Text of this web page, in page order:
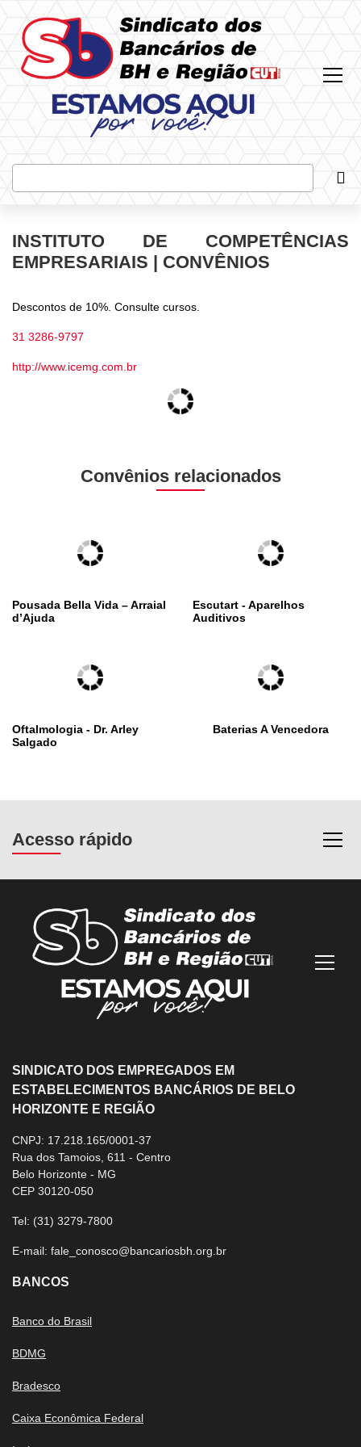
INSTITUTO DE COMPETÊNCIAS
EMPRESARIAIS | CONVÊNIOS
Descontos de 10%. Consulte cursos.
31 3286-9797
http://www.icemg.com.br
Convênios relacionados
Pousada Bella Vida – Arraial
d’Ajuda
Escutart - Aparelhos
Auditivos
Oftalmologia - Dr. Arley
Salgado
Baterias A Vencedora
Acesso rápido
SINDICATO DOS EMPREGADOS EM
ESTABELECIMENTOS BANCÁRIOS DE BELO
HORIZONTE E REGIÃO
CNPJ: 17.218.165/0001-37
Rua dos Tamoios, 611 - Centro
Belo Horizonte - MG
CEP 30120-050
Tel: (31) 3279-7800
E-mail: fale_conosco@bancariosbh.org.br
BANCOS
Banco do Brasil
BDMG
Bradesco
Caixa Econômica Federal